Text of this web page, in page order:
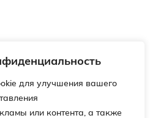
для улучшения вашего
или контента, а также